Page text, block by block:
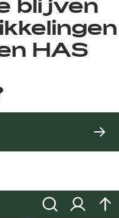
blijven
HAS
ZoekenInloggen